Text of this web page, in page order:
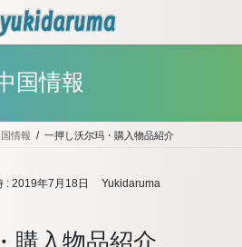
国情報
情報 一押し沃尔玛・購入物品紹介
: 2019年7月18日 Yukidaruma